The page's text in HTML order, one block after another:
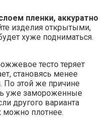
пленки, аккуратно
изделия открытыми,
хуже подниматься.
тесто теряет
становясь менее
этой же причине
уже замороженные
другого варианта
можно плотнее.